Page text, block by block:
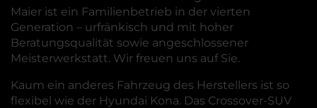
Maier ist ein Familienbetrieb in der vierten
Generation – urfränkisch und mit hoher
Beratungsqualität sowie angeschlossener
Meisterwerkstatt. Wir freuen uns auf Sie.
Kaum ein anderes Fahrzeug des Herstellers ist so
flexibel wie der Hyundai Kona. Das Crossover-SUV